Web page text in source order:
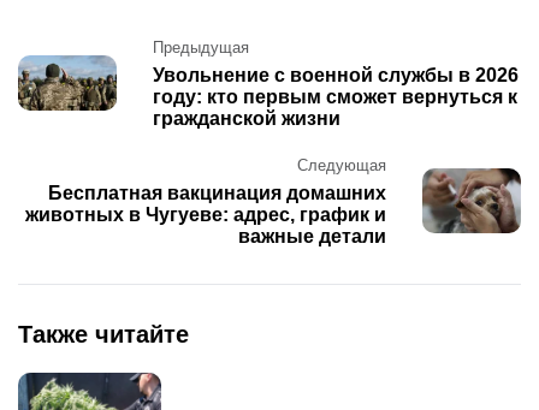
Post
navigation
Предыдущая
Увольнение с военной службы в 2026
году: кто первым сможет вернуться к
гражданской жизни
Следующая
Бесплатная вакцинация домашних
животных в Чугуеве: адрес, график и
важные детали
Также читайте